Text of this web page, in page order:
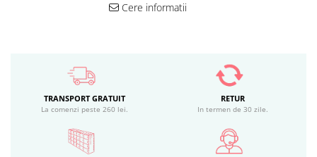
Cere informatii
TRANSPORT GRATUIT
La comenzi peste 260 lei.
RETUR
In termen de 30 zile.